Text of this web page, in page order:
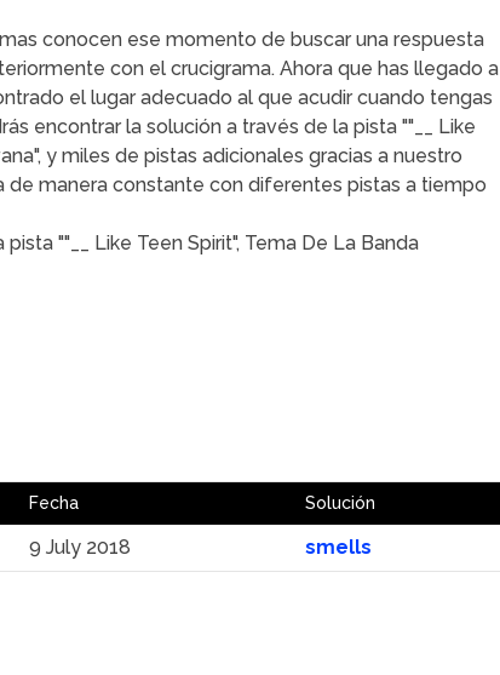
conocen ese momento de buscar una respuesta
con el crucigrama. Ahora que has llegado a
el lugar adecuado al que acudir cuando tengas
encontrar la solución a través de la pista ""__ Like
y miles de pistas adicionales gracias a nuestro
manera constante con diferentes pistas a tiempo
""__ Like Teen Spirit", Tema De La Banda
Fecha Solución
9 July 2018 smells